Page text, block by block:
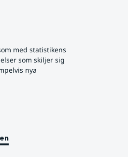
med statistikens
som skiljer sig
nya